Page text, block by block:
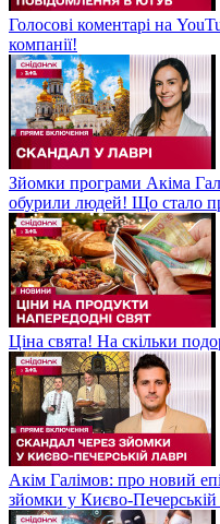
Голосові коментарі на
компанії!
Зйомки програми Акіма
обурили людей! Що стало
Ціна свята! На скільки
Акім Галімов: про новий
зйомки у Києво-Печерській